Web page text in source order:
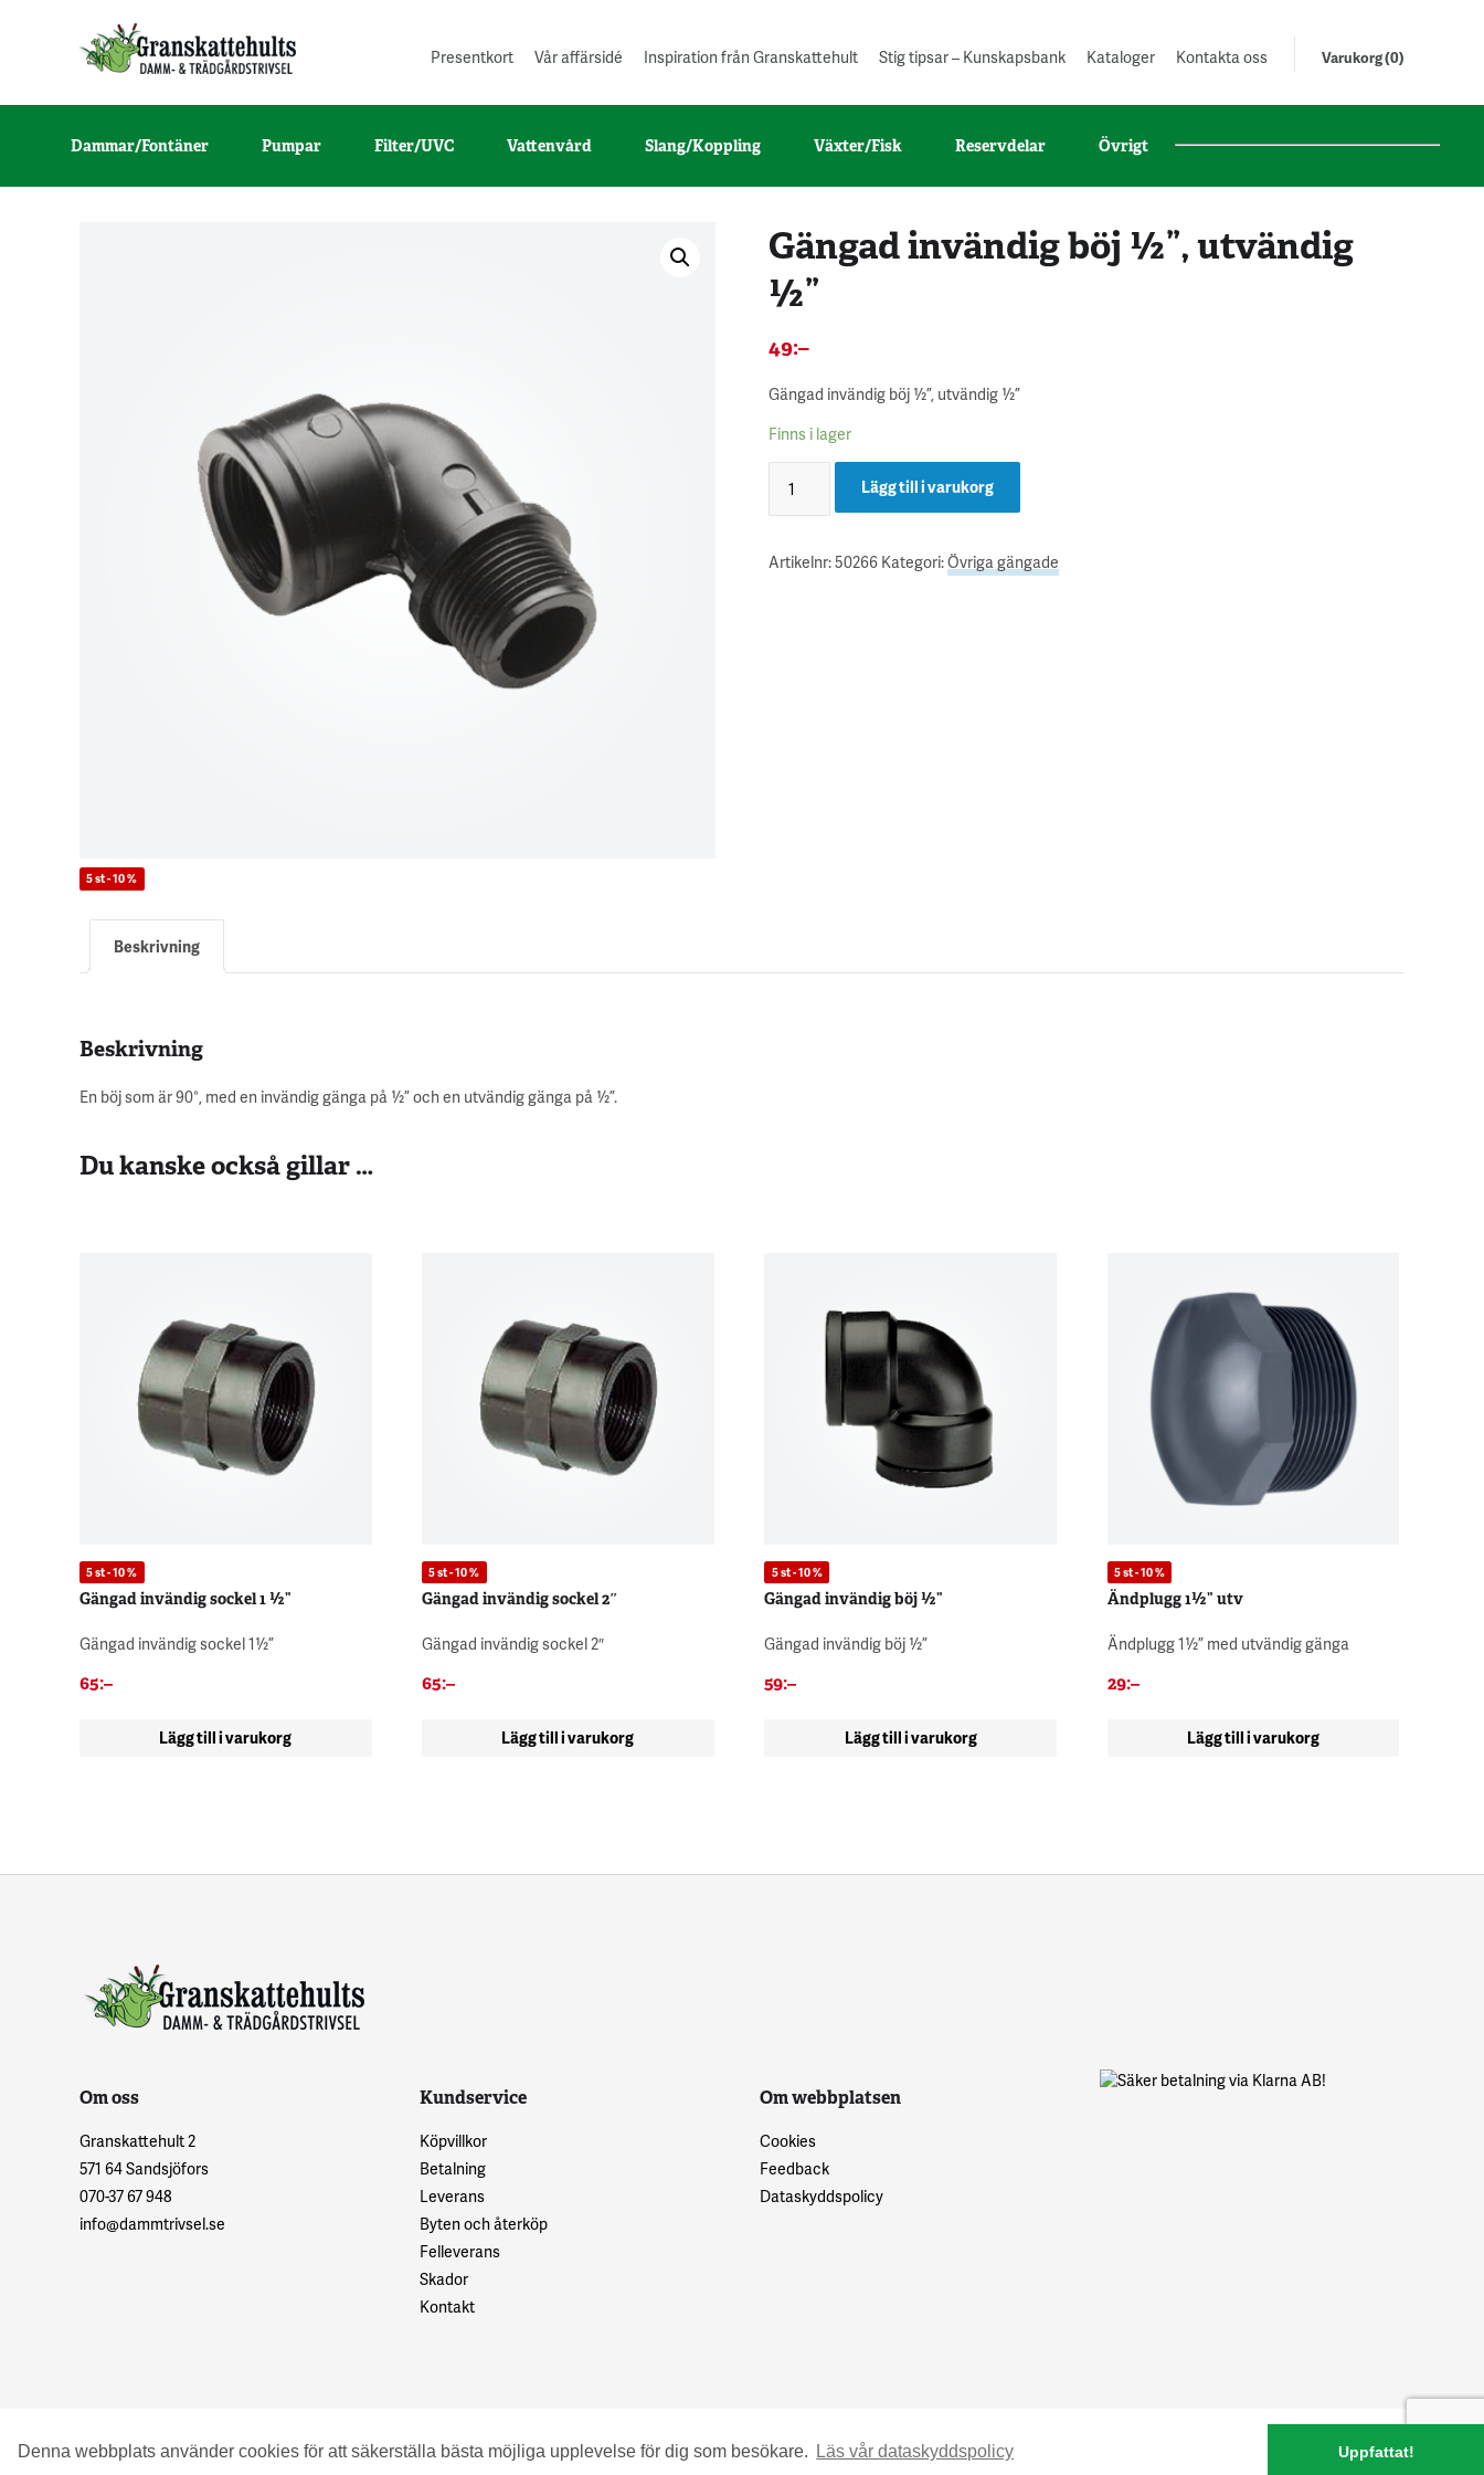
Denna webbplats använder cookies för att säkerställa bästa möjliga upplevelse för dig som besökare. Läs vår dataskyddspolicy Uppfattat!
Varukorg (0)
Presentkort Vår affärsidé Inspiration från Granskattehult Stig tipsar – Kunskapsbank Kataloger Kontakta oss
Dammar/Fontäner Pumpar Filter/UVC Vattenvård Slang/Koppling Växter/Fisk Reservdelar Övrigt
5 st - 10 %
Gängad invändig böj ½”, utvändig
½”
49:–
Gängad invändig böj ½”, utvändig ½”
Finns i lager
Lägg till i varukorg
Artikelnr:50266 Kategori:Övriga gängade
Beskrivning
Beskrivning
En böj som är 90°, med en invändig gänga på ½” och en utvändig gänga på ½”.
Du kanske också gillar …
5 st - 10 %
Gängad invändig sockel 1 ½”
Gängad invändig sockel 1½”
65:–
Lägg till i varukorg
5 st - 10 %
Gängad invändig sockel 2″
Gängad invändig sockel 2″
65:–
Lägg till i varukorg
5 st - 10 %
Gängad invändig böj ½”
Gängad invändig böj ½”
59:–
Lägg till i varukorg
5 st - 10 %
Ändplugg 1½” utv
Ändplugg 1½” med utvändig gänga
29:–
Lägg till i varukorg
Om oss
Granskattehult 2
571 64 Sandsjöfors
070-37 67 948
info@dammtrivsel.se
Kundservice
Köpvillkor
Betalning
Leverans
Byten och återköp
Felleverans
Skador
Kontakt
Om webbplatsen
Cookies
Feedback
Dataskyddspolicy
© 2016 Granskattehults Damm- och Trädgårdstrivsel